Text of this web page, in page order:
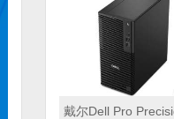
戴尔Dell Pro